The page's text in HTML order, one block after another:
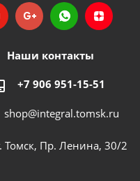
Наши контакты
+7 906 951-15-51
shop@integral.tomsk.ru
Томск, Пр. Ленина, 30/2